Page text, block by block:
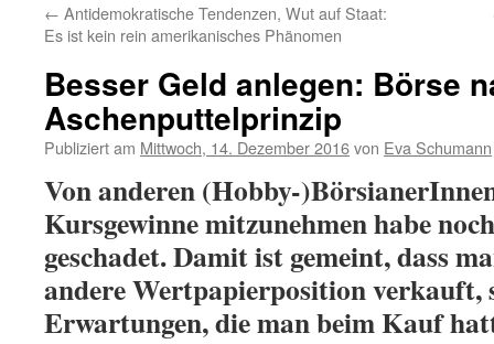
← Antidemokratische Tendenzen, Wut auf Staat:
Es ist kein rein amerikanisches Phänomen
Besser Geld anlegen: Börse
Aschenputtelprinzip
Publiziert am Mittwoch, 14. Dezember 2016von Eva Schumann
Von anderen (Hobby-
Kursgewinne mitzunehmen habe
geschadet. Damit ist gemeint, dass
andere Wertpapierposition verkauft,
Erwartungen, die man beim Kauf